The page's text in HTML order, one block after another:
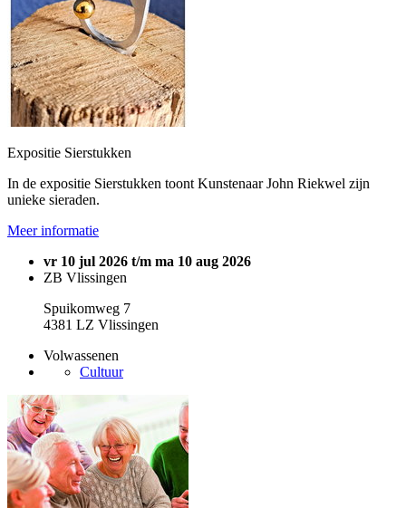
Expositie Sierstukken
In de expositie Sierstukken toont Kunstenaar John Riekwel zijn
unieke sieraden.
Meer informatie
vr 10 jul 2026 t/m ma 10 aug 2026
ZB Vlissingen
Spuikomweg 7
4381 LZ Vlissingen
Volwassenen
Cultuur